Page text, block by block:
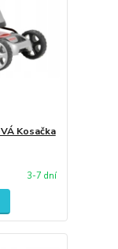
Kosačka
3-7 dní